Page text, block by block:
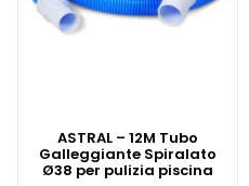
ASTRAL – 12M Tubo
Galleggiante Spiralato
Ø38 per pulizia piscina